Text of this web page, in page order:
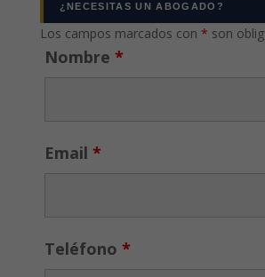
¿NECESITAS UN ABOGADO?
Los campos marcados con * son
Nombre *
Email *
Teléfono *